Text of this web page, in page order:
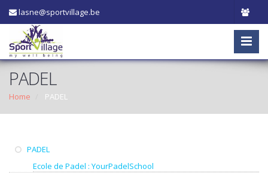
lasne@sportvillage.be
PADEL
Home PADEL
PADEL
Ecole de Padel : YourPadelSchool